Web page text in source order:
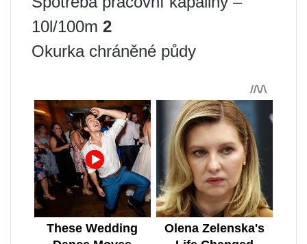
10l/100m 2
Okurka chráněné půdy